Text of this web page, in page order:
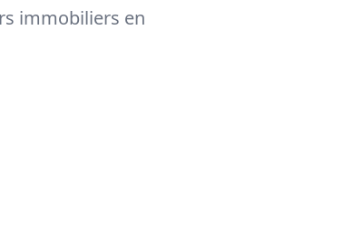
immobiliers en